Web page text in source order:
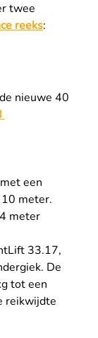
twee
reeks:
nieuwe 40
een
meter.
meter
33.17,
De
tot een
reikwijdte